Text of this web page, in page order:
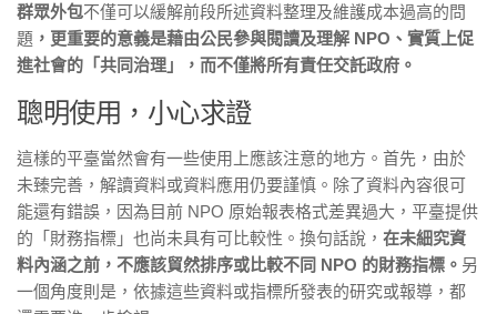
群眾外包不僅可以緩解前段所述資料整理及維護成本過高的問
題 ，更重要的意義是藉由公民參與閱讀及理解 NPO、實質上促
進社會的「共同治理」，而不僅將所有責任交託政府。
聰明使用，小心求證
這樣的平臺當然會有一些使用上應該注意的地方。首先，由於
未臻完善， 解讀資料或資料應用仍要謹慎 。除了資料內容很可
能還有錯誤，因為目前 NPO 原始報表格式差異過大，平臺提供
的「財務指標」也尚未具有可比較性。換句話說， 在未細究資
料內涵之前，不應該貿然排序或比較不同 NPO 的財務指標。 另
一個角度則是，依據這些資料或指標所發表的研究或報導，都